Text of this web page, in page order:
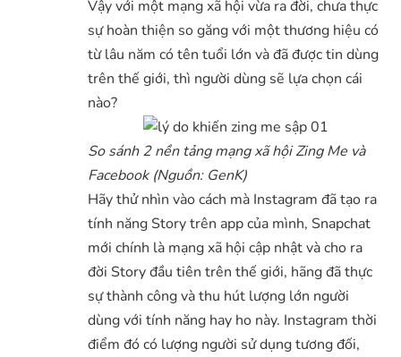
Vậy với một mạng xã hội vừa ra đời, chưa thực
sự hoàn thiện so găng với một thương hiệu có
từ lâu năm có tên tuổi lớn và đã được tin dùng
trên thế giới, thì người dùng sẽ lựa chọn cái
nào?
So sánh 2 nền tảng mạng xã hội Zing Me và
Facebook (Nguồn: GenK)
Hãy thử nhìn vào cách mà Instagram đã tạo ra
tính năng Story trên app của mình, Snapchat
mới chính là mạng xã hội cập nhật và cho ra
đời Story đầu tiên trên thế giới, hãng đã thực
sự thành công và thu hút lượng lớn người
dùng với tính năng hay ho này. Instagram thời
điểm đó có lượng người sử dụng tương đối,